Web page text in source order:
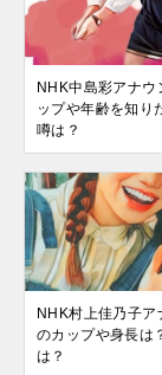
NHK中島彩アナウ
ップや年齢を知り
噂は？
NHK村上佳乃子ア
のカップや身長は
は？